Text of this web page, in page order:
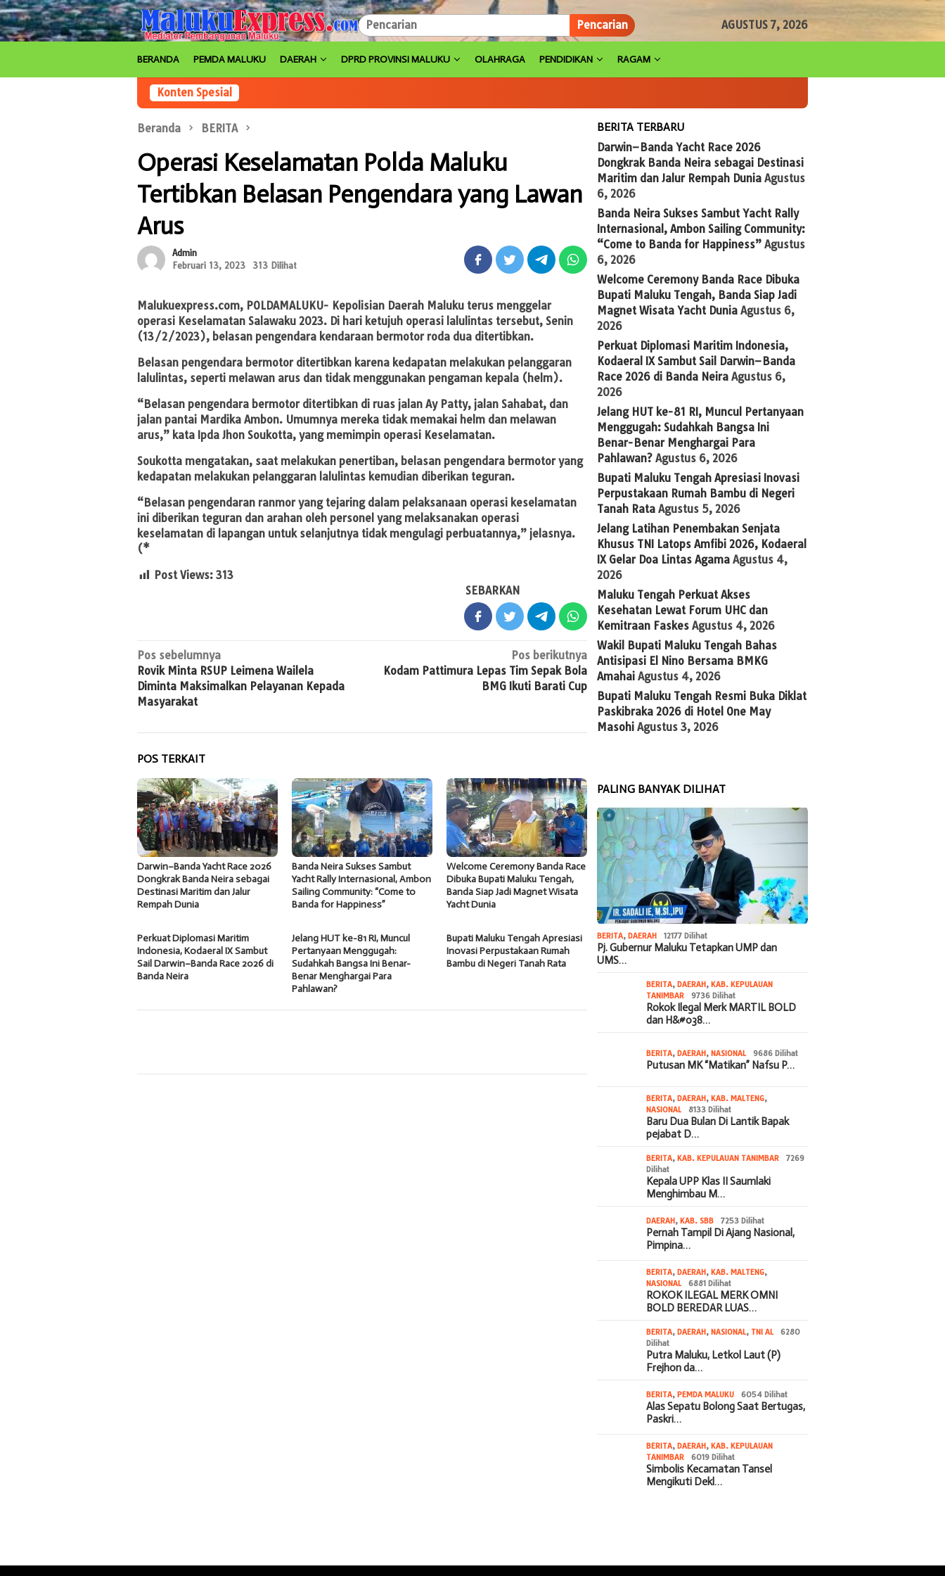
Loncat
ke
konten
Pencarian AGUSTUS 7, 2026
BERANDA PEMDA MALUKU DAERAH DPRD PROVINSI MALUKU OLAHRAGA PENDIDIKAN RAGAM
Konten Spesial
Beranda BERITA
Operasi Keselamatan Polda Maluku
Tertibkan Belasan Pengendara yang Lawan
Arus
Admin
Februari 13, 2023
313 Dilihat
Malukuexpress.com, POLDAMALUKU- Kepolisian Daerah Maluku terus menggelar
operasi Keselamatan Salawaku 2023. Di hari ketujuh operasi lalulintas tersebut, Senin
(13/2/2023), belasan pengendara kendaraan bermotor roda dua ditertibkan.
Belasan pengendara bermotor ditertibkan karena kedapatan melakukan pelanggaran
lalulintas, seperti melawan arus dan tidak menggunakan pengaman kepala (helm).
“Belasan pengendara bermotor ditertibkan di ruas jalan Ay Patty, jalan Sahabat, dan
jalan pantai Mardika Ambon. Umumnya mereka tidak memakai helm dan melawan
arus,” kata Ipda Jhon Soukotta, yang memimpin operasi Keselamatan.
Soukotta mengatakan, saat melakukan penertiban, belasan pengendara bermotor yang
kedapatan melakukan pelanggaran lalulintas kemudian diberikan teguran.
“Belasan pengendaran ranmor yang tejaring dalam pelaksanaan operasi keselamatan
ini diberikan teguran dan arahan oleh personel yang melaksanakan operasi
keselamatan di lapangan untuk selanjutnya tidak mengulagi perbuatannya,” jelasnya.
(*
Post Views: 313
SEBARKAN
Navigasi
pos
Pos sebelumnya
Rovik Minta RSUP Leimena Wailela
Diminta Maksimalkan Pelayanan Kepada
Masyarakat
Pos berikutnya
Kodam Pattimura Lepas Tim Sepak Bola
BMG Ikuti Barati Cup
POS TERKAIT
Darwin–Banda Yacht Race 2026
Dongkrak Banda Neira sebagai
Destinasi Maritim dan Jalur
Rempah Dunia
Banda Neira Sukses Sambut
Yacht Rally Internasional, Ambon
Sailing Community: “Come to
Banda for Happiness”
Welcome Ceremony Banda Race
Dibuka Bupati Maluku Tengah,
Banda Siap Jadi Magnet Wisata
Yacht Dunia
Perkuat Diplomasi Maritim
Indonesia, Kodaeral IX Sambut
Sail Darwin–Banda Race 2026 di
Banda Neira
Jelang HUT ke-81 RI, Muncul
Pertanyaan Menggugah:
Sudahkah Bangsa Ini Benar-
Benar Menghargai Para
Pahlawan?
Bupati Maluku Tengah Apresiasi
Inovasi Perpustakaan Rumah
Bambu di Negeri Tanah Rata
BERITA TERBARU
Darwin–Banda Yacht Race 2026
Dongkrak Banda Neira sebagai Destinasi
Maritim dan Jalur Rempah Dunia Agustus
6, 2026
Banda Neira Sukses Sambut Yacht Rally
Internasional, Ambon Sailing Community:
“Come to Banda for Happiness” Agustus
6, 2026
Welcome Ceremony Banda Race Dibuka
Bupati Maluku Tengah, Banda Siap Jadi
Magnet Wisata Yacht Dunia Agustus 6,
2026
Perkuat Diplomasi Maritim Indonesia,
Kodaeral IX Sambut Sail Darwin–Banda
Race 2026 di Banda Neira Agustus 6,
2026
Jelang HUT ke-81 RI, Muncul Pertanyaan
Menggugah: Sudahkah Bangsa Ini
Benar-Benar Menghargai Para
Pahlawan? Agustus 6, 2026
Bupati Maluku Tengah Apresiasi Inovasi
Perpustakaan Rumah Bambu di Negeri
Tanah Rata Agustus 5, 2026
Jelang Latihan Penembakan Senjata
Khusus TNI Latops Amfibi 2026, Kodaeral
IX Gelar Doa Lintas Agama Agustus 4,
2026
Maluku Tengah Perkuat Akses
Kesehatan Lewat Forum UHC dan
Kemitraan Faskes Agustus 4, 2026
Wakil Bupati Maluku Tengah Bahas
Antisipasi El Nino Bersama BMKG
Amahai Agustus 4, 2026
Bupati Maluku Tengah Resmi Buka Diklat
Paskibraka 2026 di Hotel One May
Masohi Agustus 3, 2026
PALING BANYAK DILIHAT
BERITA,DAERAH 12177 Dilihat
Pj. Gubernur Maluku Tetapkan UMP dan
UMS…
BERITA,DAERAH,KAB. KEPULAUAN
TANIMBAR
9736 Dilihat
Rokok Ilegal Merk MARTIL BOLD
dan H&#038…
BERITA,DAERAH,NASIONAL 9686 Dilihat
Putusan MK “Matikan” Nafsu P…
BERITA,DAERAH,KAB. MALTENG,
NASIONAL
8133 Dilihat
Baru Dua Bulan Di Lantik Bapak
pejabat D…
BERITA,KAB. KEPULAUAN TANIMBAR
7269
Dilihat
Kepala UPP Klas II Saumlaki
Menghimbau M…
DAERAH,KAB. SBB 7253 Dilihat
Pernah Tampil Di Ajang Nasional,
Pimpina…
BERITA,DAERAH,KAB. MALTENG,
NASIONAL
6881 Dilihat
ROKOK ILEGAL MERK OMNI
BOLD BEREDAR LUAS…
BERITA,DAERAH,NASIONAL, TNI AL
6280
Dilihat
Putra Maluku, Letkol Laut (P)
Frejhon da…
BERITA,PEMDA MALUKU 6054 Dilihat
Alas Sepatu Bolong Saat Bertugas,
Paskri…
BERITA,DAERAH,KAB. KEPULAUAN
TANIMBAR
6019 Dilihat
Simbolis Kecamatan Tansel
Mengikuti Dekl…